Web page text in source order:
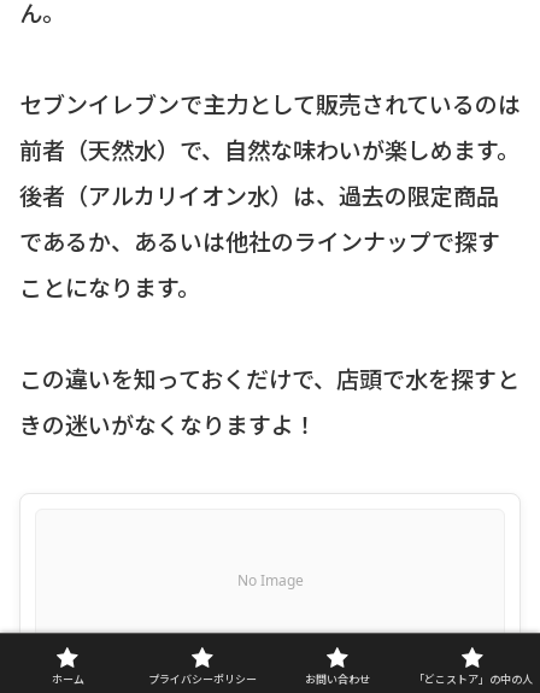
ん。
セブンイレブンで主力として販売されているのは
前者（天然水）で、自然な味わいが楽しめます。
後者（アルカリイオン水）は、過去の限定商品
であるか、あるいは他社のラインナップで探す
ことになります。
この違いを知っておくだけで、店頭で水を探すと
きの迷いがなくなりますよ！
No Image
アルカリ天然水
ホーム プライバシーポリシー お問い合わせ 「どこストア」の中の人